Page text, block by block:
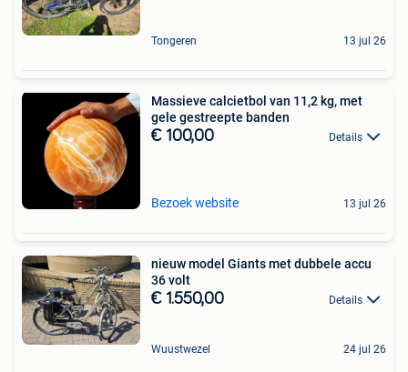
Tongeren 13 jul 26
Massieve calcietbol van 11,2 kg, met
gele gestreepte banden
€ 100,00 Details
Bezoek website 13 jul 26
nieuw model Giants met dubbele accu
36 volt
€ 1.550,00 Details
Wuustwezel 24 jul 26